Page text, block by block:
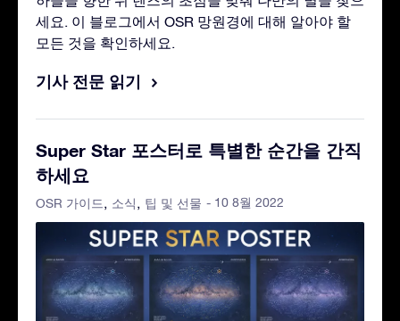
세요. 이 블로그에서 OSR 망원경에 대해 알아야 할
모든 것을 확인하세요.
기사 전문 읽기
Super Star 포스터로 특별한 순간을 간직
하세요
OSR 가이드 소식 팁 및 선물 - 10 8월 2022